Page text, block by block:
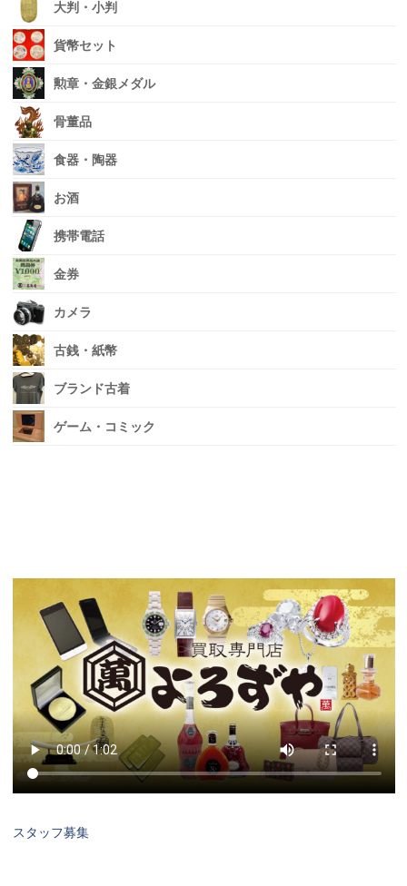
大判・小判
貨幣セット
勲章・金銀メダル
骨董品
食器・陶器
お酒
携帯電話
金券
カメラ
古銭・紙幣
ブランド古着
ゲーム・コミック
スタッフ募集